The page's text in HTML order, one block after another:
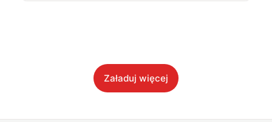
Załaduj więcej